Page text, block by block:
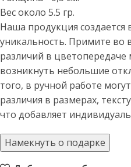
Вес около 5.5 гр.
Наша продукция создается
уникальность. Примите во
различий в
возникнуть небольшие
того, в ручной работе
различия в размерах,
что добавляет
Намекнуть о подарке